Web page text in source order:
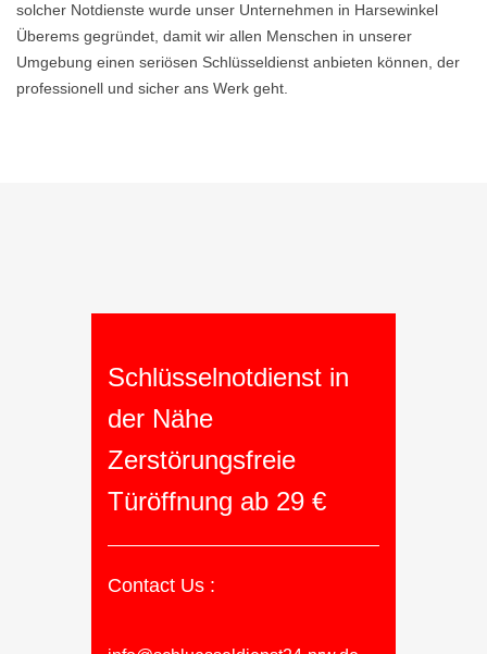
solcher Notdienste wurde unser Unternehmen in Harsewinkel
Überems gegründet, damit wir allen Menschen in unserer
Umgebung einen seriösen Schlüsseldienst anbieten können, der
professionell und sicher ans Werk geht.
Schlüsselnotdienst in
der Nähe
Zerstörungsfreie
Türöffnung ab 29 €
Contact Us :